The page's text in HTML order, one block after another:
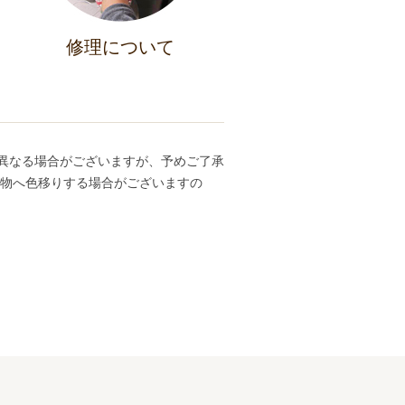
修理について
なる場合がございますが、予めご了承
へ色移りする場合がございますの